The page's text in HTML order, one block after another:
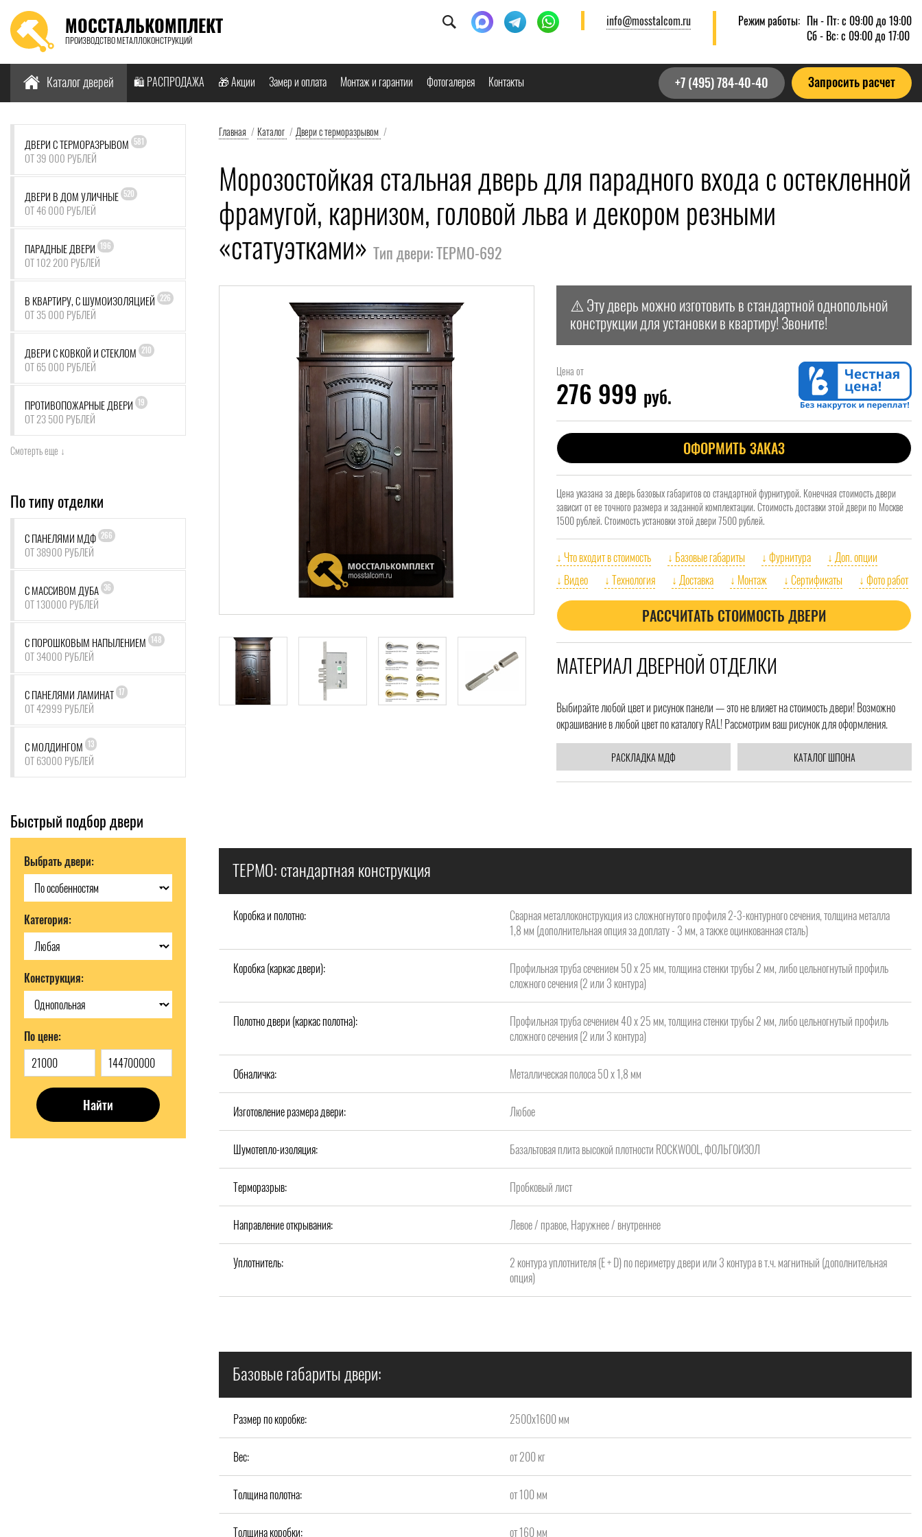
МОССТАЛЬКОМПЛЕКТ
ПРОИЗВОДСТВО МЕТАЛЛОКОНСТРУКЦИЙ
info@mosstalcom.ru Режим работы: Пн - Пт: с 09:00 до 19:00
Сб - Вс: с 09:00 до 17:00
Каталог дверей 🛍️ РАСПРОДАЖА 🎁 Акции Замер и оплата Монтаж и гарантии Фотогалерея Контакты +7 (495) 784-40-40 Запросить расчет
ДВЕРИ С ТЕРМОРАЗРЫВОМ 581
ОТ 39 000 РУБЛЕЙ
ДВЕРИ В ДОМ УЛИЧНЫЕ 520
ОТ 46 000 РУБЛЕЙ
ПАРАДНЫЕ ДВЕРИ 196
ОТ 102 200 РУБЛЕЙ
В КВАРТИРУ, С ШУМОИЗОЛЯЦИЕЙ 226
ОТ 35 000 РУБЛЕЙ
ДВЕРИ С КОВКОЙ И СТЕКЛОМ 210
ОТ 65 000 РУБЛЕЙ
ПРОТИВОПОЖАРНЫЕ ДВЕРИ 19
ОТ 23 500 РУБЛЕЙ
Смотерть еще ↓
По типу отделки
С ПАНЕЛЯМИ МДФ 266
ОТ 38900 РУБЛЕЙ
С МАССИВОМ ДУБА 36
ОТ 130000 РУБЛЕЙ
С ПОРОШКОВЫМ НАПЫЛЕНИЕМ 148
ОТ 34000 РУБЛЕЙ
С ПАНЕЛЯМИ ЛАМИНАТ 17
ОТ 42999 РУБЛЕЙ
С МОЛДИНГОМ 13
ОТ 63000 РУБЛЕЙ
Быстрый подбор двери
Выбрать двери:
Категория:
Конструкция:
По цене:
Найти
Главная / Каталог / Двери с терморазрывом /
Морозостойкая стальная дверь для парадного входа с остекленной
фрамугой, карнизом, головой льва и декором резными
«статуэтками» Тип двери: ТЕРМО-692
⚠️ Эту дверь можно изготовить в стандартной однопольной
конструкции для установки в квартиру! Звоните!
Цена от
276 999 руб.
ОФОРМИТЬ ЗАКАЗ
Цена указана за дверь базовых габаритов со стандартной фурнитурой. Конечная стоимость двери
зависит от ее точного размера и заданной комплектации. Стоимость доставки этой двери по Москве
1500 рублей. Стоимость установки этой двери 7500 рублей.
↓ Что входит в стоимость ↓ Базовые габариты ↓ Фурнитура
↓ Доп. опции
↓ Видео
↓ Технология ↓ Доставка ↓ Монтаж ↓ Сертификаты ↓ Фото работ
РАССЧИТАТЬ СТОИМОСТЬ ДВЕРИ
МАТЕРИАЛ ДВЕРНОЙ ОТДЕЛКИ
Выбирайте любой цвет и рисунок панели — это не влияет на стоимость двери! Возможно
окрашивание в любой цвет по каталогу RAL! Рассмотрим ваш рисунок для оформления.
РАСКЛАДКА МДФ КАТАЛОГ ШПОНА
ТЕРМО: стандартная конструкция
Коробка и полотно:
Сварная металлоконструкция из сложногнутого профиля 2-3-контурного сечения, толщина металла
1,8 мм (дополнительная опция за доплату - 3 мм, а также оцинкованная сталь)
Коробка (каркас двери):
Профильная труба сечением 50 х 25 мм, толщина стенки трубы 2 мм, либо цельногнутый профиль
сложного сечения (2 или 3 контура)
Полотно двери (каркас полотна):
Профильная труба сечением 40 х 25 мм, толщина стенки трубы 2 мм, либо цельногнутый профиль
сложного сечения (2 или 3 контура)
Обналичка: Металлическая полоса 50 х 1,8 мм
Изготовление размера двери: Любое
Шумотепло-изоляция: Базальтовая плита высокой плотности ROCKWOOL, ФОЛЬГОИЗОЛ
Терморазрыв: Пробковый лист
Направление открывания: Левое / правое, Наружнее / внутреннее
Уплотнитель:
2 контура уплотнителя (Е + D) по периметру двери или 3 контура в т.ч. магнитный (дополнительная
опция)
Базовые габариты двери:
Размер по коробке: 2500х1600 мм
Вес: от 200 кг
Толщина полотна: от 100 мм
Толщина коробки: от 160 мм